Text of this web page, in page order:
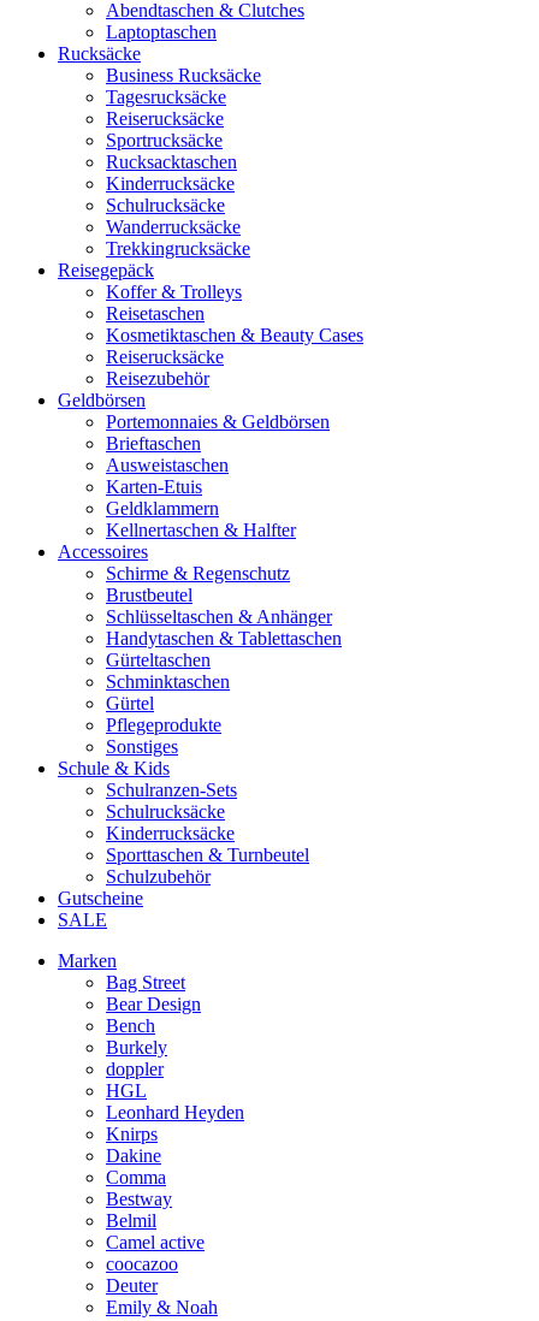
Abendtaschen & Clutches
Laptoptaschen
Rucksäcke
Business Rucksäcke
Tagesrucksäcke
Reiserucksäcke
Sportrucksäcke
Rucksacktaschen
Kinderrucksäcke
Schulrucksäcke
Wanderrucksäcke
Trekkingrucksäcke
Reisegepäck
Koffer & Trolleys
Reisetaschen
Kosmetiktaschen & Beauty Cases
Reiserucksäcke
Reisezubehör
Geldbörsen
Portemonnaies & Geldbörsen
Brieftaschen
Ausweistaschen
Karten-Etuis
Geldklammern
Kellnertaschen & Halfter
Accessoires
Schirme & Regenschutz
Brustbeutel
Schlüsseltaschen & Anhänger
Handytaschen & Tablettaschen
Gürteltaschen
Schminktaschen
Gürtel
Pflegeprodukte
Sonstiges
Schule & Kids
Schulranzen-Sets
Schulrucksäcke
Kinderrucksäcke
Sporttaschen & Turnbeutel
Schulzubehör
Gutscheine
SALE
Marken
Bag Street
Bear Design
Bench
Burkely
doppler
HGL
Leonhard Heyden
Knirps
Dakine
Comma
Bestway
Belmil
Camel active
coocazoo
Deuter
Emily & Noah